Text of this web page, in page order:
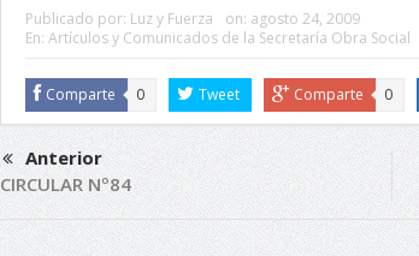
Publicado por: Luz y Fuerza on: agosto 24, 2009
En: Artículos y Comunicados de la Secretaría Obra Social
Comparte 0 Tweet Comparte 0
Anterior
CIRCULAR Nº84